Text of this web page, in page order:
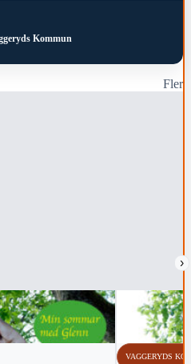
Kommun
Fler
›
VAGGERYDS